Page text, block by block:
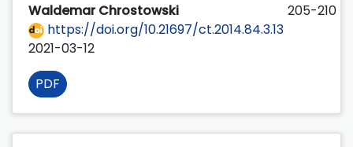
Waldemar Chrostowski
205-210
https://doi.org/10.21697/ct.2014.84.3.13
2021-03-12
PDF